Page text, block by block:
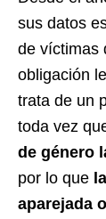
sus datos
de víctimas
obligación
trata de un
toda vez
de género
por lo que
aparejada